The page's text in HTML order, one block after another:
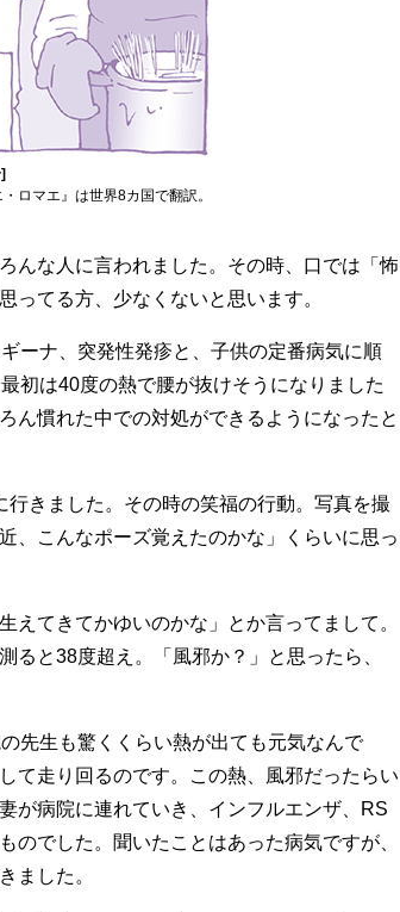
ロマエ』は世界8カ国で翻訳。
んな人に言われました。その時、口では「怖
ってる方、少なくないと思います。
ーナ、突発性発疹と、子供の定番病気に順
初は40度の熱で腰が抜けそうになりました
ん慣れた中での対処ができるようになったと
きました。その時の笑福の行動。写真を撮
、こんなポーズ覚えたのかな」くらいに思っ
てきてかゆいのかな」とか言ってまして。
ると38度超え。「風邪か？」と思ったら、
先生も驚くくらい熱が出ても元気なんで
て走り回るのです。この熱、風邪だったらい
が病院に連れていき、インフルエンザ、RS
でした。聞いたことはあった病気ですが、
ました。